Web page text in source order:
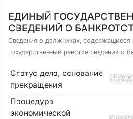
ЕДИНЫЙ
СВЕДЕНИЙ О
Сведения о должниках, содержащиеся
государственный реестре сведений о
Статус дела, основание
прекращения
Процедура
экономической